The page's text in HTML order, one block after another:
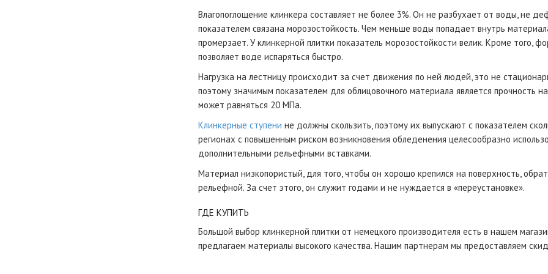
Влагопоглощение клинкера составляет не более 3%. Он не разбухает от воды, не
показателем связана морозостойкость. Чем меньше воды попадает внутрь
промерзает. У клинкерной плитки показатель морозостойкости велик. Кроме того,
позволяет воде испаряться быстро.
Нагрузка на лестницу происходит за счет движения по ней людей, это не
поэтому значимым показателем для облицовочного материала является прочность
может равняться 20 МПа.
Клинкерные ступени не должны скользить, поэтому их выпускают с показателем
регионах с повышенным риском возникновения обледенения целесообразно
дополнительными рельефными вставками.
Материал низкопористый, для того, чтобы он хорошо крепился на поверхность,
рельефной. За счет этого, он служит годами и не нуждается в «переустановке».
ГДЕ КУПИТЬ
Большой выбор клинкерной плитки от немецкого производителя есть в нашем
предлагаем материалы высокого качества. Нашим партнерам мы предоставляем